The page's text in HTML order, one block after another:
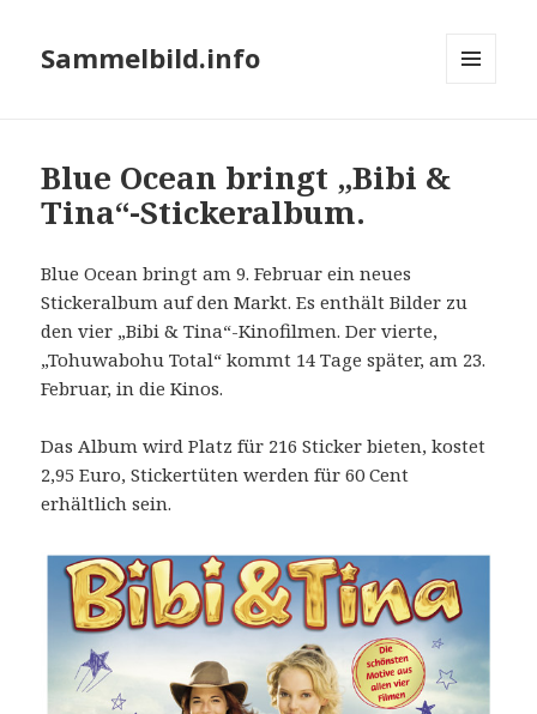
Sammelbild.info
Blue Ocean bringt „Bibi &
Tina“-Stickeralbum.
Blue Ocean bringt am 9. Februar ein neues
Stickeralbum auf den Markt. Es enthält Bilder zu
den vier „Bibi & Tina“-Kinofilmen. Der vierte,
„Tohuwabohu Total“ kommt 14 Tage später, am 23.
Februar, in die Kinos.
Das Album wird Platz für 216 Sticker bieten, kostet
2,95 Euro, Stickertüten werden für 60 Cent
erhältlich sein.